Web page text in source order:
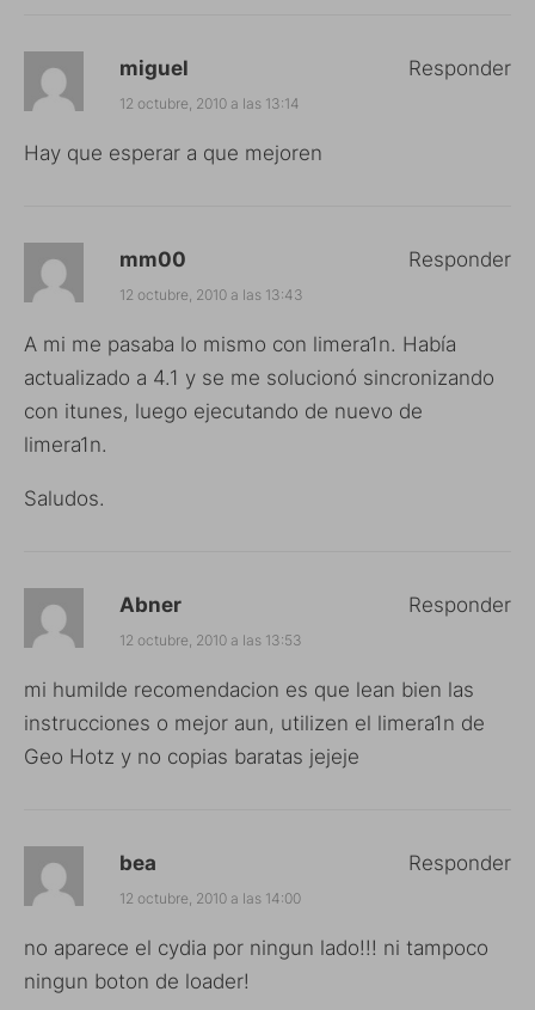
miguel
12 octubre, 2010 a las 13:14
Hay que esperar a que mejoren
Responder
mm00
12 octubre, 2010 a las 13:43
A mi me pasaba lo mismo con limera1n. Había
actualizado a 4.1 y se me solucionó sincronizando
con itunes, luego ejecutando de nuevo de
limera1n.
Saludos.
Responder
Abner
12 octubre, 2010 a las 13:53
mi humilde recomendacion es que lean bien las
instrucciones o mejor aun, utilizen el limera1n de
Geo Hotz y no copias baratas jejeje
Responder
bea
12 octubre, 2010 a las 14:00
no aparece el cydia por ningun lado!!! ni tampoco
ningun boton de loader!
Responder